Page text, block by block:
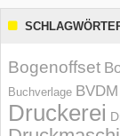
Bogenoffset
Buchverlage BVDM
Druckerei